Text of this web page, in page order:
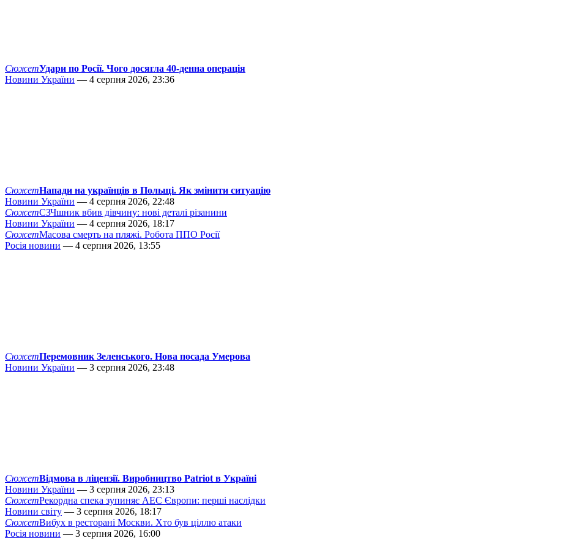
СюжетУдари по Росії. Чого досягла 40-денна операція
Новини України — 4 серпня 2026, 23:36
СюжетНапади на українців в Польщі. Як змінити ситуацію
Новини України — 4 серпня 2026, 22:48
СюжетСЗЧшник вбив дівчину: нові деталі різанини
Новини України — 4 серпня 2026, 18:17
СюжетМасова смерть на пляжі. Робота ППО Росії
Росія новини — 4 серпня 2026, 13:55
СюжетПеремовник Зеленського. Нова посада Умерова
Новини України — 3 серпня 2026, 23:48
СюжетВідмова в ліцензії. Виробництво Patriot в Україні
Новини України — 3 серпня 2026, 23:13
СюжетРекордна спека зупиняє АЕС Європи: перші наслідки
Новини світу — 3 серпня 2026, 18:17
СюжетВибух в ресторані Москви. Хто був ціллю атаки
Росія новини — 3 серпня 2026, 16:00